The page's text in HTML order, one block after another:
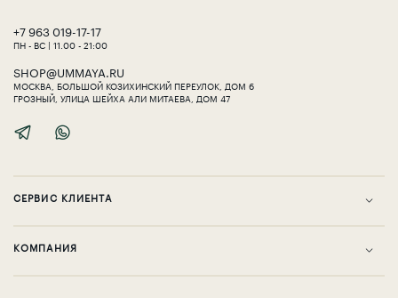
СЕРВИС КЛИЕНТА
KОМПАНИЯ
‎+7 963 019-17-17
ПН - ВС | 11.00 - 21:00
SHOP@UMMAYA.RU
МОСКВА, БОЛЬШОЙ КОЗИХИНСКИЙ ПЕРЕУЛОК, ДОМ 6
ГРОЗНЫЙ, УЛИЦА ШЕЙХА АЛИ МИТАЕВА, ДОМ 47